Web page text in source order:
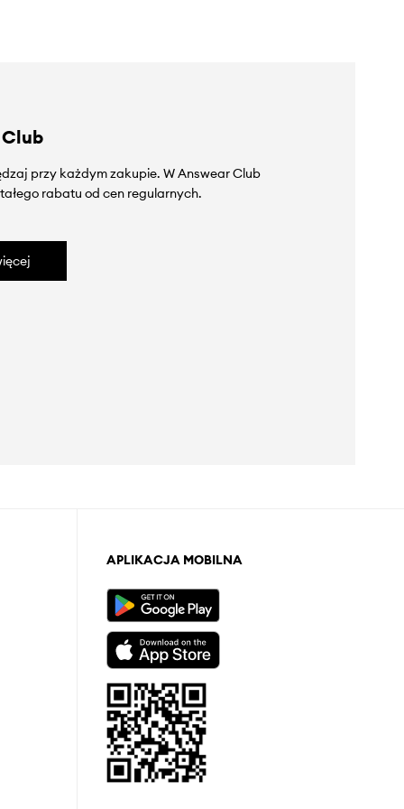
przy każdym zakupie. W Answear Club
rabatu od cen regularnych.
APLIKACJA MOBILNA